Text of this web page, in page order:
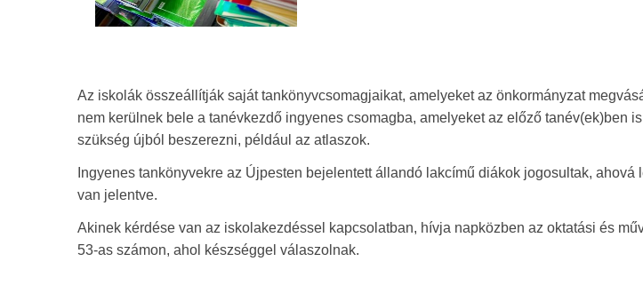
Az iskolák összeállítják saját tankönyvcsomagjaikat, amelyeket az önkormányzat
nem kerülnek bele a tanévkezdő ingyenes csomagba, amelyeket az előző tanév(ek)ben
szükség újból beszerezni, például az atlaszok.
Ingyenes tankönyvekre az Újpesten bejelentett állandó lakcímű diákok jogosultak,
van jelentve.
Akinek kérdése van az iskolakezdéssel kapcsolatban, hívja napközben az oktatási és
53-as számon, ahol készséggel válaszolnak.